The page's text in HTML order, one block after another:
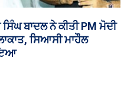
ਸਭਾ ‘ਚ ਅੱਜ ਪੰਜਾਬ ਕਾਮਨ
ਸੋਧ ਬਿੱਲ ‘ਤੇ